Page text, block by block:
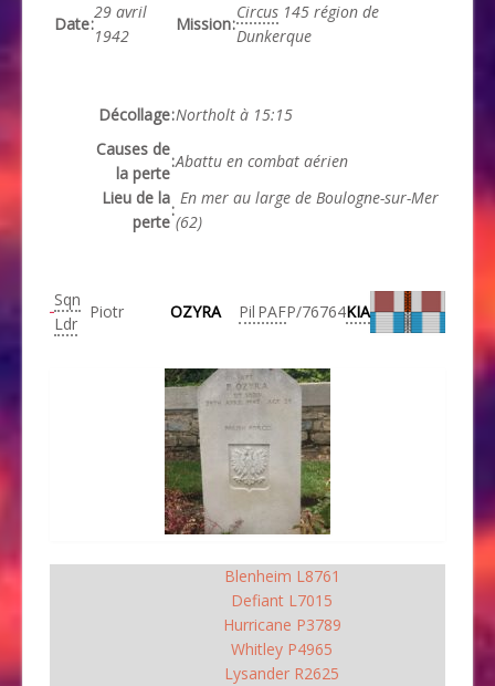
Date:
29 avril
1942
Mission:
Circus 145 région de
Dunkerque
Décollage:Northolt à 15:15
Causes de
la perte
:Abattu en combat aérien
Lieu de la
perte
:
En mer au large de Boulogne-sur-Mer
(62)
Sqn
Ldr
Piotr OZYRA Pil PAFP/76764KIA
Blenheim L8761
Defiant L7015
Hurricane P3789
Whitley P4965
Lysander R2625